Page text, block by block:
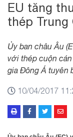
EU tăng
thép Trung
Ủy ban châu Âu
với thép cuộn
gia Đông Á tuyên
10/04/2017